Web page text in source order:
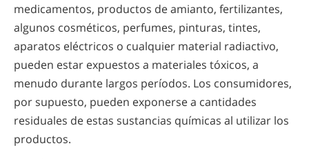
medicamentos, productos de amianto, fertilizantes,
algunos cosméticos, perfumes, pinturas, tintes,
aparatos eléctricos o cualquier material radiactivo,
pueden estar expuestos a materiales tóxicos, a
menudo durante largos períodos. Los consumidores,
por supuesto, pueden exponerse a cantidades
residuales de estas sustancias químicas al utilizar los
productos.